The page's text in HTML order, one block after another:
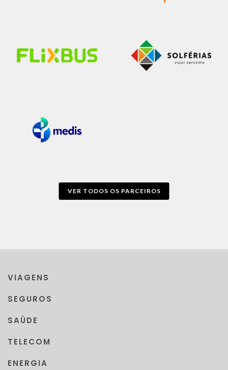
VER TODOS OS PARCEIROS
VIAGENS
SEGUROS
SAÚDE
TELECOM
ENERGIA